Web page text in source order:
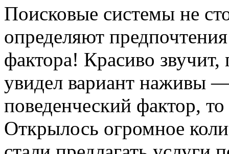
Поисковые системы не
определяют
фактора! Красиво
увидел вариант наживы
поведенческий фактор,
Открылось огромное